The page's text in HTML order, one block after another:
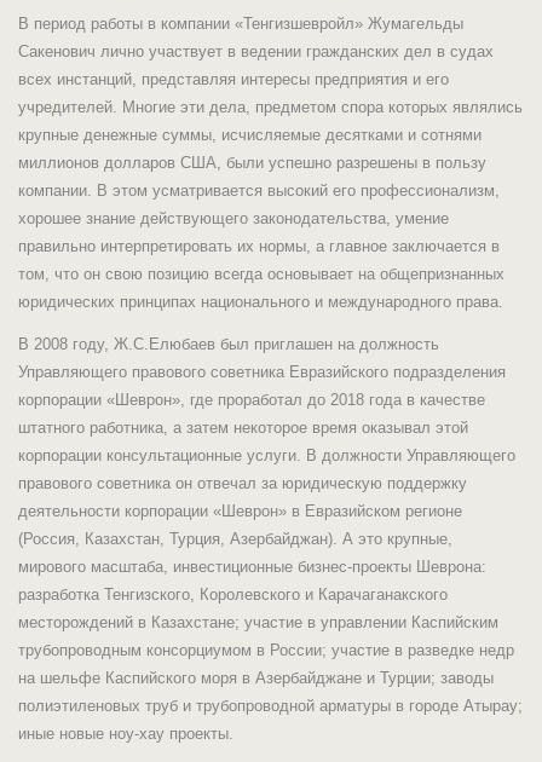
В период работы в компании «Тенгизшевройл» Жумагельды
Сакенович лично участвует в ведении гражданских дел в судах
всех инстанций, представляя интересы предприятия и его
учредителей. Многие эти дела, предметом спора которых являлись
крупные денежные суммы, исчисляемые десятками и сотнями
миллионов долларов США, были успешно разрешены в пользу
компании. В этом усматривается высокий его профессионализм,
хорошее знание действующего законодательства, умение
правильно интерпретировать их нормы, а главное заключается в
том, что он свою позицию всегда основывает на общепризнанных
юридических принципах национального и международного права.
В 2008 году, Ж.С.Елюбаев был приглашен на должность
Управляющего правового советника Евразийского подразделения
корпорации «Шеврон», где проработал до 2018 года в качестве
штатного работника, а затем некоторое время оказывал этой
корпорации консультационные услуги. В должности Управляющего
правового советника он отвечал за юридическую поддержку
деятельности корпорации «Шеврон» в Евразийском регионе
(Россия, Казахстан, Турция, Азербайджан). А это крупные,
мирового масштаба, инвестиционные бизнес-проекты Шеврона:
разработка Тенгизского, Королевского и Карачаганакского
месторождений в Казахстане; участие в управлении Каспийским
трубопроводным консорциумом в России; участие в разведке недр
на шельфе Каспийского моря в Азербайджане и Турции; заводы
полиэтиленовых труб и трубопроводной арматуры в городе Атырау;
иные новые ноу-хау проекты.